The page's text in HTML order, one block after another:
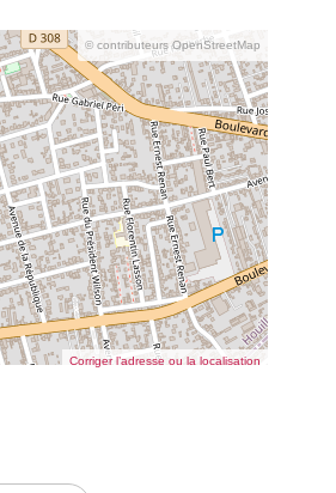
© contributeurs OpenStreetMap
Corriger l’adresse ou la localisation